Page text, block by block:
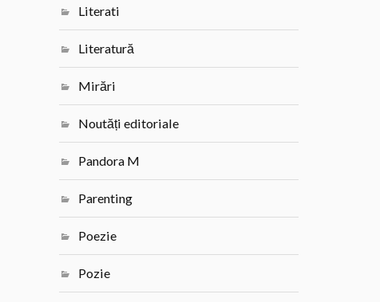
Literati
Literatură
Mirări
Noutăți editoriale
Pandora M
Parenting
Poezie
Pozie